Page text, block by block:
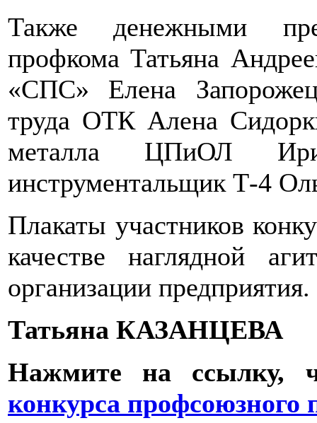
Также денежными
профкома Татьяна
«СПС» Елена
труда ОТК Алена
металла ЦПиОЛ
инструментальщик Т-4
Плакаты участников
качестве наглядной
организации предприятия.
Татьяна КАЗАНЦЕВА
Нажмите на ссылку,
конкурса профсоюзного